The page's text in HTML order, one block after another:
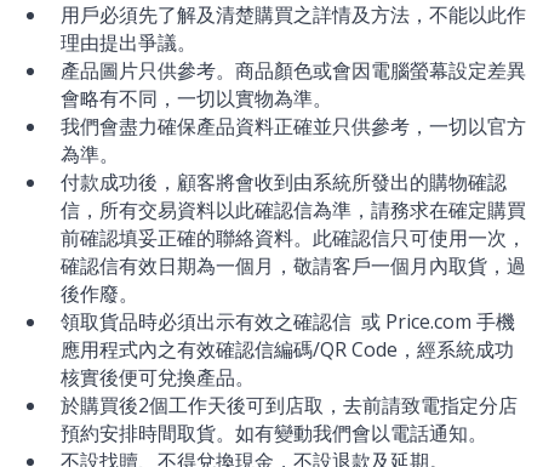
用戶必須先了解及清楚購買之詳情及方法，不能以此作
理由提出爭議。
產品圖片只供參考。商品顏色或會因電腦螢幕設定差異
會略有不同，一切以實物為準。
我們會盡力確保產品資料正確並只供參考，一切以官方
為準。
付款成功後，顧客將會收到由系統所發出的購物確認
信，所有交易資料以此確認信為準，請務求在確定購買
前確認填妥正確的聯絡資料。此確認信只可使用一次，
確認信有效日期為一個月，敬請客戶一個月內取貨，過
後作廢。
領取貨品時必須出示有效之確認信 或 Price.com 手機
應用程式內之有效確認信編碼/QR Code，經系統成功
核實後便可兌換產品。
於購買後2個工作天後可到店取，去前請致電指定分店
預約安排時間取貨。如有變動我們會以電話通知。
不設找贖、不得兌換現金，不設退款及延期。